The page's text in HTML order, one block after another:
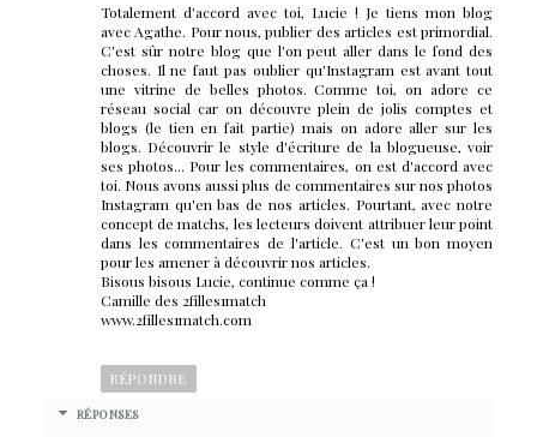
Totalement d'accord avec toi, Lucie ! Je tiens mon blog
avec Agathe. Pour nous, publier des articles est primordial.
C'est sûr notre blog que l'on peut aller dans le fond des
choses. Il ne faut pas oublier qu'Instagram est avant tout
une vitrine de belles photos. Comme toi, on adore ce
réseau social car on découvre plein de jolis comptes et
blogs (le tien en fait partie) mais on adore aller sur les
blogs. Découvrir le style d'écriture de la blogueuse, voir
ses photos... Pour les commentaires, on est d'accord avec
toi. Nous avons aussi plus de commentaires sur nos photos
Instagram qu'en bas de nos articles. Pourtant, avec notre
concept de matchs, les lecteurs doivent attribuer leur point
dans les commentaires de l'article. C'est un bon moyen
pour les amener à découvrir nos articles.
Bisous bisous Lucie, continue comme ça !
Camille des 2filles1match
www.2filles1match.com
RÉPONDRE
RÉPONSES